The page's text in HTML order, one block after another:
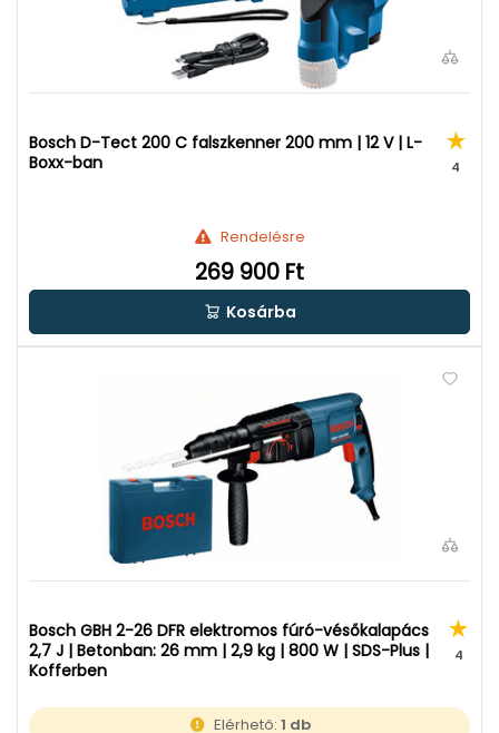
Bosch D-Tect 200 C falszkenner 200 mm | 12 V | L-
Boxx-ban
4
Rendelésre
269 900 Ft
Kosárba
Bosch GBH 2-26 DFR elektromos fúró-vésőkalapács
2,7 J | Betonban: 26 mm | 2,9 kg | 800 W | SDS-Plus |
Kofferben
4
Elérhető:1 db